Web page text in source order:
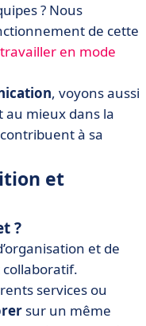
? Nous
de cette
en mode
, voyons aussi
au mieux dans la
à sa
et
?
et de
services ou
sur un même